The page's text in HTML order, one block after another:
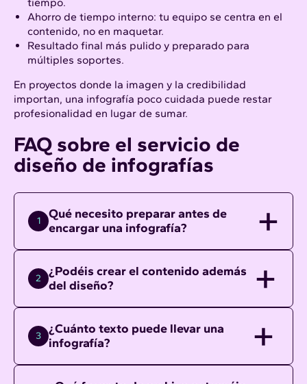
Ahorro de tiempo interno: tu equipo se centra en el
contenido, no en maquetar.
Resultado final más pulido y preparado para
múltiples soportes.
En proyectos donde la imagen y la credibilidad
importan, una infografía poco cuidada puede restar
profesionalidad en lugar de sumar.
FAQ sobre el servicio de
diseño de infografías
1
Qué necesito preparar antes de
encargar una infografía?
2
¿Podéis crear el contenido además
del diseño?
3
¿Cuánto texto puede llevar una
infografía?